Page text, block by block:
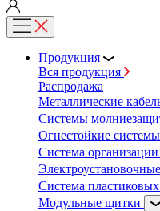
Продукция
Вся продукция
Распродажа
Металлические
Системы
Огнестойкие
Система
Система
Модульные щитки